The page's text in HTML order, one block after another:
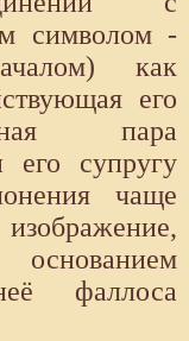
символом -
как
его
пара
его супругу
чаще
фаллоса